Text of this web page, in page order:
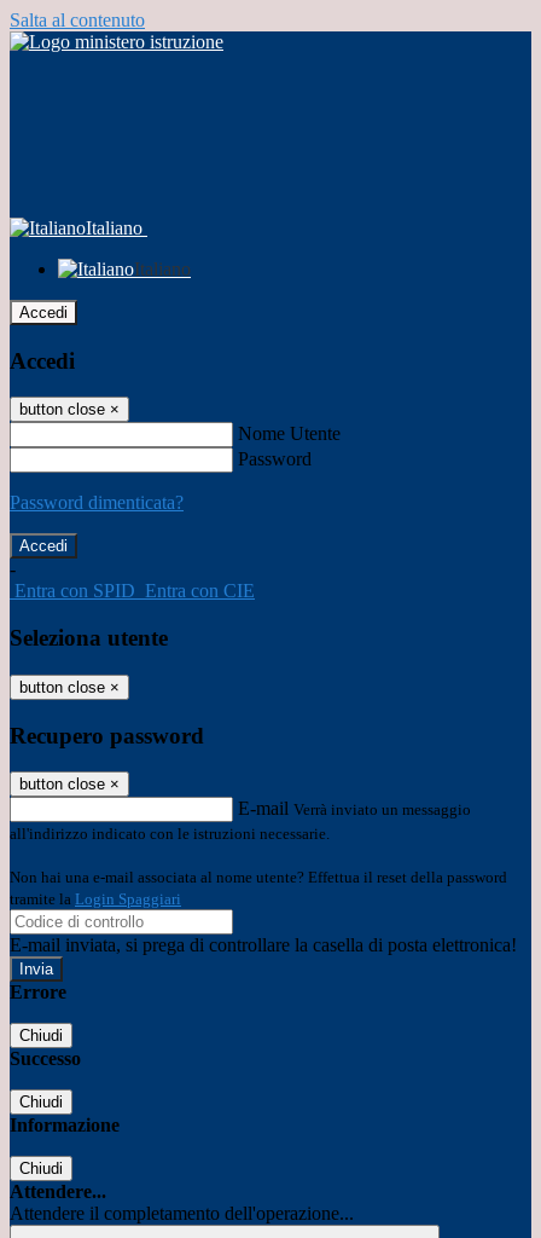
Salta al contenuto
Italiano
Italiano
Accedi
Accedi
button close ×
Nome Utente
Password
Password dimenticata?
-
Entra con SPID Entra con CIE
Seleziona utente
button close ×
Recupero password
button close ×
E-mail Verrà inviato un messaggio
all'indirizzo indicato con le istruzioni necessarie.
Non hai una e-mail associata al nome utente? Effettua il reset della password
tramite la Login Spaggiari
E-mail inviata, si prega di controllare la casella di posta elettronica!
Errore
Chiudi
Successo
Chiudi
Informazione
Chiudi
Attendere...
Attendere il completamento dell'operazione...